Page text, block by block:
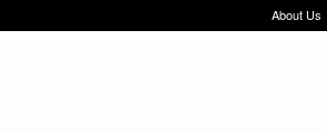
About Us